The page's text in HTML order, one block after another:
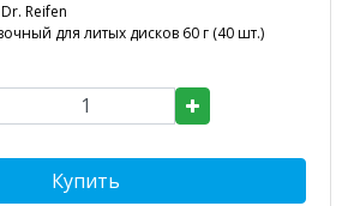
Dr. Reifen
для литых дисков 60 г (40 шт.)
Купить